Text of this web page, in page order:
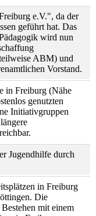
e.V.", da der
geführt hat. Das
wird nun
ABM) und
Vorstand.
in Freiburg (Nähe
genutzten
Initiativgruppen
Jugendhilfe durch
in Freiburg
Die
mit einem